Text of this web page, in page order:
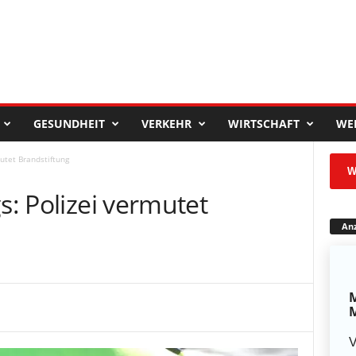
GESUNDHEIT VERKEHR WIRTSCHAFT
Brandstiftung
Polizei vermutet